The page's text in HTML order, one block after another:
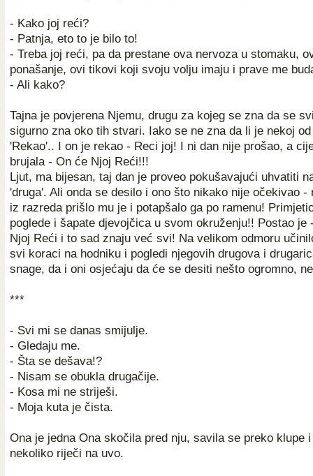
- Kako joj reći?
- Patnja, eto to je bilo to!
- Treba joj reći, pa da prestane ova nervoza u stomaku,
ponašanje, ovi tikovi koji svoju volju imaju i prave me
- Ali kako?
Tajna je povjerena Njemu, drugu za kojeg se zna da se
sigurno zna oko tih stvari. Iako se ne zna da li je nekoj
'Rekao'.. I on je rekao - Reci joj! I ni dan nije prošao, a
brujala - On će Njoj Reći!!!
Ljut, ma bijesan, taj dan je proveo pokušavajući uhvatiti
'druga'. Ali onda se desilo i ono što nikako nije očekivao -
iz razreda prišlo mu je i potapšalo ga po ramenu!
poglede i šapate djevojčica u svom okruženju!! Postao je
Njoj Reći i to sad znaju već svi! Na velikom odmoru
svi koraci na hodniku i pogledi njegovih drugova i
snage, da i oni osjećaju da će se desiti nešto ogromno,
***
- Svi mi se danas smijulje.
- Gledaju me.
- Šta se dešava!?
- Nisam se obukla drugačije.
- Kosa mi ne striješi.
- Moja kuta je čista.
Ona je jedna Ona skočila pred nju, savila se preko klupe
nekoliko riječi na uvo.